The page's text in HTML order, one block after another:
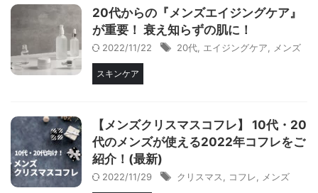
20代からの『メンズエイジングケア』
が重要！ 衰え知らずの肌に！
2022/11/22 20代 エイジングケア メンズ
スキンケア
【メンズクリスマスコフレ】 10代・20
代のメンズが使える2022年コフレをご
紹介！(最新)
2022/11/29 クリスマス コフレ メンズ